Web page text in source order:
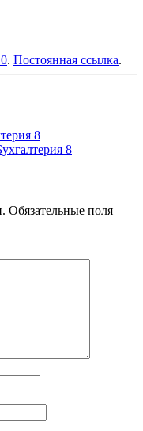
. Постоянная ссылка.
8
8
Обязательные поля